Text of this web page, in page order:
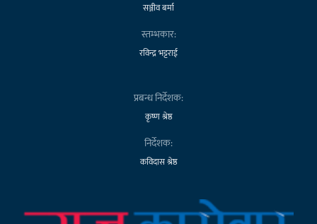
सञ्जीव बर्मा
स्तम्भकार:
रविन्द्र भट्टराई
प्रबन्ध निर्देशक:
कृष्ण श्रेष्ठ
निर्देशक:
कविदास श्रेष्ठ